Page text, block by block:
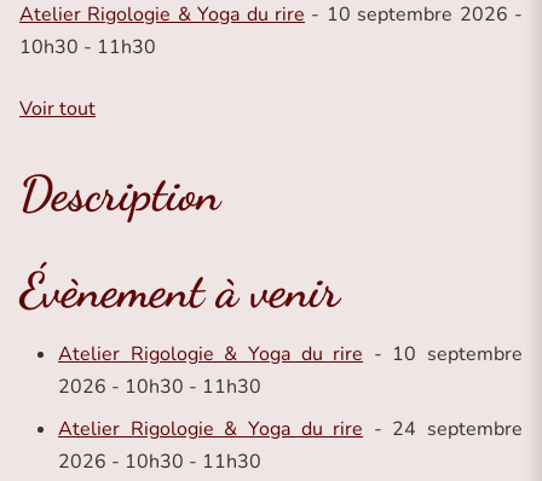
Atelier Rigologie & Yoga du rire - 10 septembre 2026 -
10h30 - 11h30
Voir tout
Description
Évènement à venir
Atelier Rigologie & Yoga du rire - 10 septembre
2026 - 10h30 - 11h30
Atelier Rigologie & Yoga du rire - 24 septembre
2026 - 10h30 - 11h30